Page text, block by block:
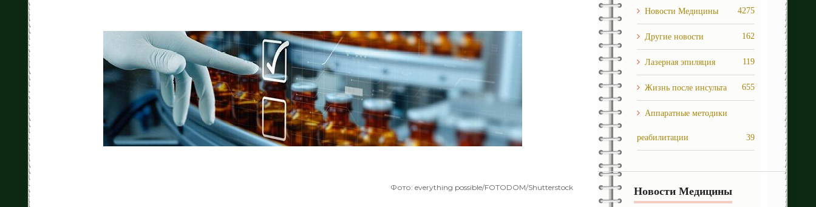
Фото: everything possible/FOTODOM/Shutterstock
Новости Медицины 4275
Другие новости 162
Лазерная эпиляция 119
Жизнь после инcульта 655
Аппаратные методики
реабилитации 39
руки
Новости Медицины